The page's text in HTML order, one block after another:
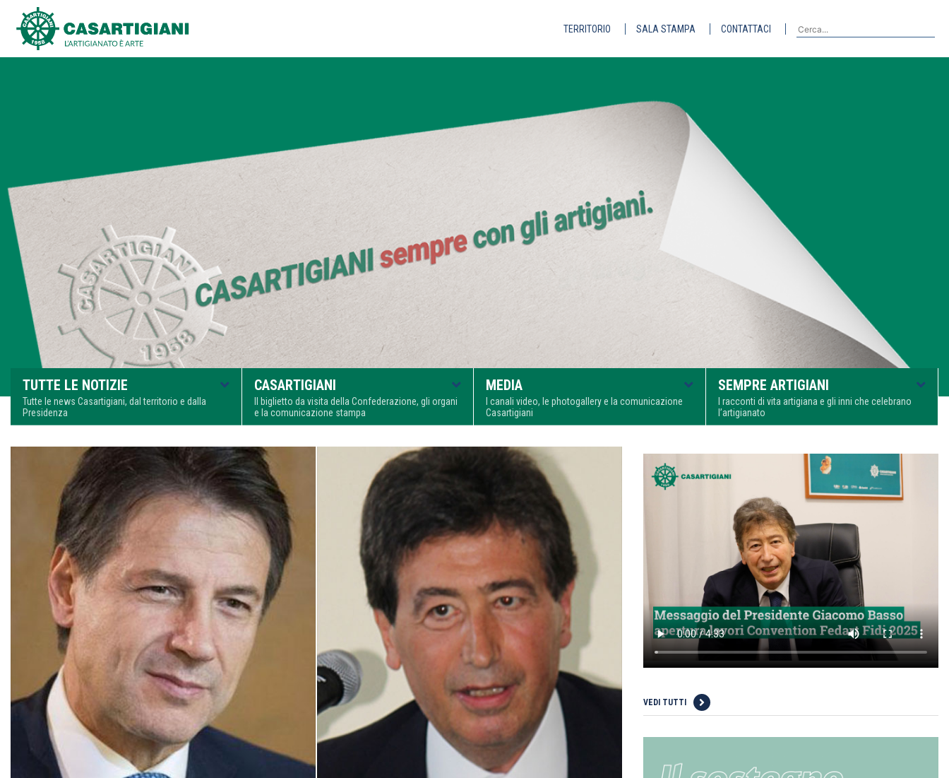
TERRITORIO SALA STAMPA CONTATTACI
TUTTE LE NOTIZIE
Tutte le news Casartigiani, dal territorio e dalla
Presidenza
CASARTIGIANI
Il biglietto da visita della Confederazione, gli organi
e la comunicazione stampa
MEDIA
I canali video, le photogallery e la comunicazione
Casartigiani
SEMPRE ARTIGIANI
I racconti di vita artigiana e gli inni che celebrano
l’artigianato
VEDI TUTTI